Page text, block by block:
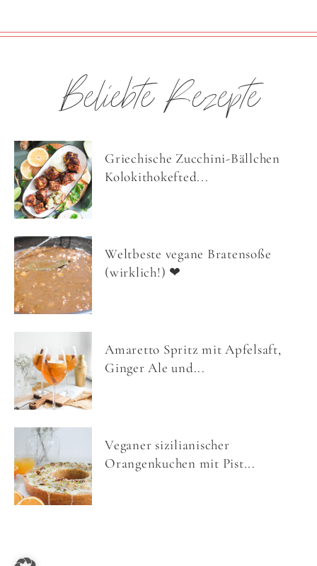
Beliebte Rezepte
Griechische Zucchini-Bällchen
Kolokithokefted...
Weltbeste vegane Bratensoße
(wirklich!) ❤
Amaretto Spritz mit Apfelsaft,
Ginger Ale und...
Veganer sizilianischer
Orangenkuchen mit Pist...